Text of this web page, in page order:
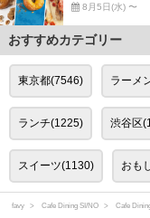
8月5日(水) 〜
おすすめカテゴリー
東京都(7546) ラーメ
ランチ(1225) 渋谷区
スイーツ(1130) おも
favy Cafe Dining SI/NO Cafe